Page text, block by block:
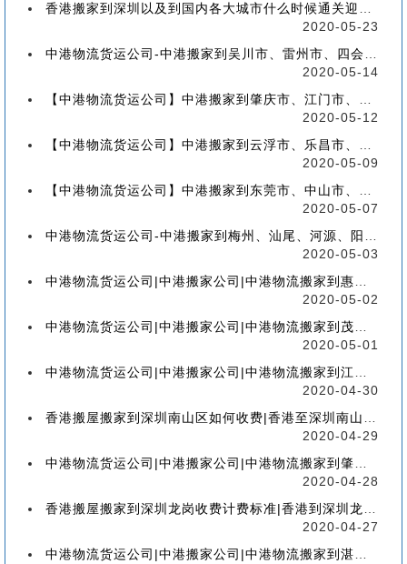
香港搬家到深圳以及到国内各大城市什么时候通关迎来好消息
2020-05-23
中港物流货运公司-中港搬家到吴川市、雷州市、四会市、台山市收费标准+流程价格
2020-05-14
【中港物流货运公司】中港搬家到肇庆市、江门市、茂名市、惠州市收费标准+流程价格
2020-05-12
【中港物流货运公司】中港搬家到云浮市、乐昌市、南雄市、廉江市收费标准+流程价格
2020-05-09
【中港物流货运公司】中港搬家到东莞市、中山市、潮州市、揭阳市收费标准+流程价格
2020-05-07
中港物流货运公司-中港搬家到梅州、汕尾、河源、阳江、清远的流程、价格和收费标准
2020-05-03
中港物流货运公司|中港搬家公司|中港物流搬家到惠州流程、联运、包装、价格、电话、标准
2020-05-02
中港物流货运公司|中港搬家公司|中港物流搬家到茂名流程、联运、包装、价格、电话、标准
2020-05-01
中港物流货运公司|中港搬家公司|中港物流搬家到江门流程、联运、包装、价格、电话、标准
2020-04-30
香港搬屋搬家到深圳南山区如何收费|香港至深圳南山区搬屋搬家流程、分类、包装、价格
2020-04-29
中港物流货运公司|中港搬家公司|中港物流搬家到肇庆流程、联运、包装、价格、电话、标准
2020-04-28
香港搬屋搬家到深圳龙岗收费计费标准|香港到深圳龙岗区搬家如何收费【香港搬家到龙岗】
2020-04-27
中港物流货运公司|中港搬家公司|中港物流搬家到湛江流程、联运、包装、价格、电话、标准